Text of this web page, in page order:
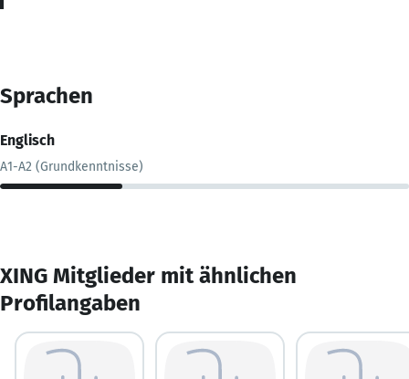
Sprachen
Englisch
A1-A2 (Grundkenntnisse)
XING Mitglieder mit ähnlichen
Profilangaben